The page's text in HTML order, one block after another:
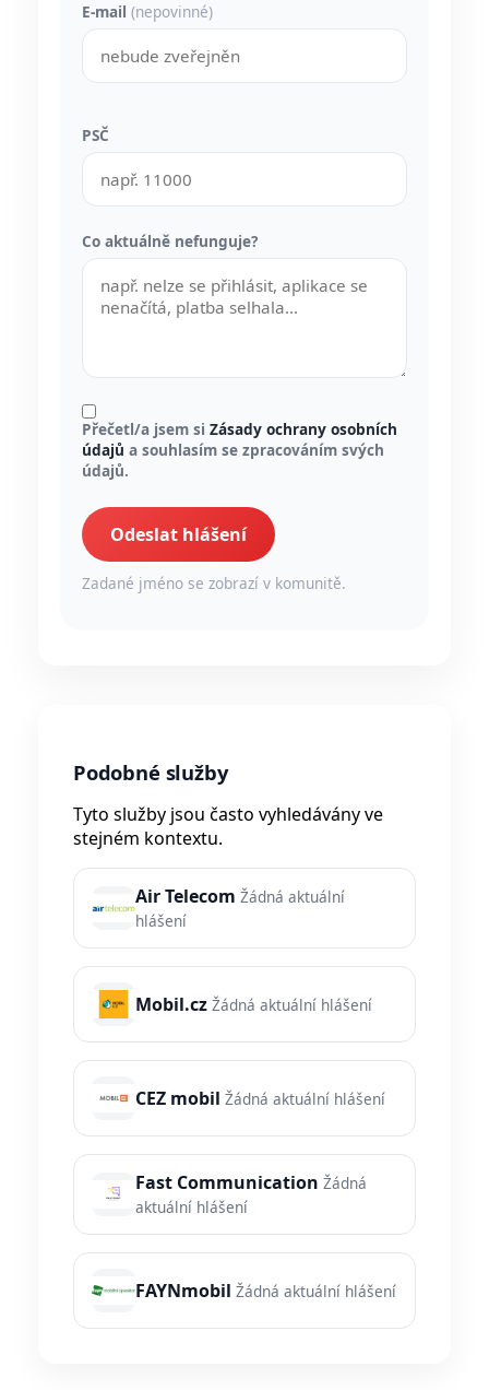
E-mail (nepovinné)
PSČ
Co aktuálně nefunguje?
Přečetl/a jsem si Zásady ochrany osobních
údajů a souhlasím se zpracováním svých
údajů.
Odeslat hlášení
Zadané jméno se zobrazí v komunitě.
Podobné služby
Tyto služby jsou často vyhledávány ve
stejném kontextu.
Air Telecom Žádná aktuální
hlášení
Mobil.cz Žádná aktuální hlášení
CEZ mobil Žádná aktuální hlášení
Fast Communication Žádná
aktuální hlášení
FAYNmobil Žádná aktuální hlášení